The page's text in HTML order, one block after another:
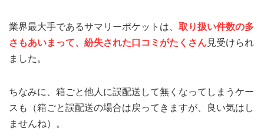
業界最大手であるサマリーポケットは、 取り扱い件数の多
さもあいまって、紛失された口コミがたくさん見受けられ
ました。
ちなみに、箱ごと他人に誤配送して無くなってしまうケー
スも（箱ごと誤配送の場合は戻ってきますが、良い気はし
ませんね）。